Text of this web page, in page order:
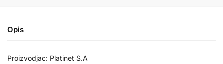
Opis
Proizvodjac: Platinet S.A